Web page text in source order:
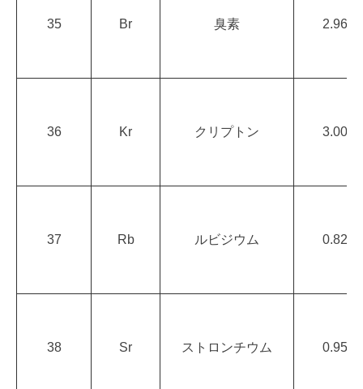
35 Br 臭素 2.96
36 Kr クリプトン 3.00
37 Rb ルビジウム 0.82
38 Sr ストロンチウム 0.95